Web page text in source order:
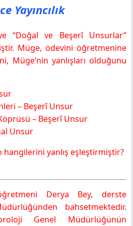
Yayıncılık
“Doğal ve Beşerî Unsurlar”
Müge, ödevini öğretmenine
Müge’nin yanlışları olduğunu
– Beşerî Unsur
– Beşerî Unsur
Unsur
hangilerini yanlış eşleştirmiştir?
Derya Bey, derste
bahsetmektedir.
Genel Müdürlüğünün